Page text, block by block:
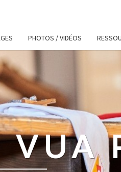
PHOTOS / VIDÉOS